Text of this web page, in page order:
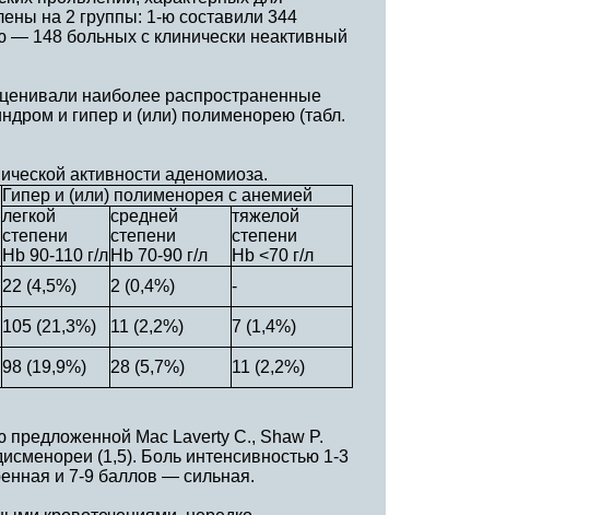
на 2 группы: 1-ю составили 344
— 148 больных с клинически неактивный
наиболее распространенные
и гипер и (или) полименорею (табл.
активности аденомиоза.
Гипер и (или) полименорея с анемией
легкой
степени
Hb 90-110 г/л
средней
степени
Hb 70-90 г/л
тяжелой
степени
Hb <70 г/л
22 (4,5%) 2 (0,4%)
-
105 (21,3%) 11 (2,2%)
7 (1,4%)
98 (19,9%) 28 (5,7%) 11 (2,2%)
Mac Laverty C., Shaw P.
(1,5). Боль интенсивностью 1-3
и 7-9 баллов — сильная.